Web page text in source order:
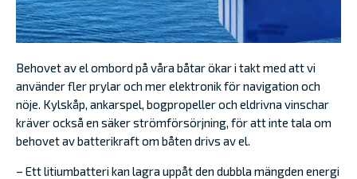
Behovet av el ombord på våra båtar ökar i takt med att vi
använder fler prylar och mer elektronik för navigation och
nöje. Kylskåp, ankarspel, bogpropeller och eldrivna vinschar
kräver också en säker strömförsörjning, för att inte tala om
behovet av batterikraft om båten drivs av el.
– Ett litiumbatteri kan lagra uppåt den dubbla mängden energi